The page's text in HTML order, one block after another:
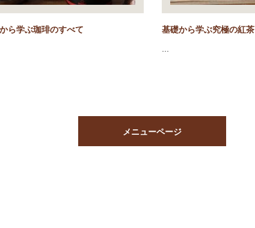
ら学ぶ珈琲のすべて 基礎から学ぶ究極の紅茶
…
メニューページ